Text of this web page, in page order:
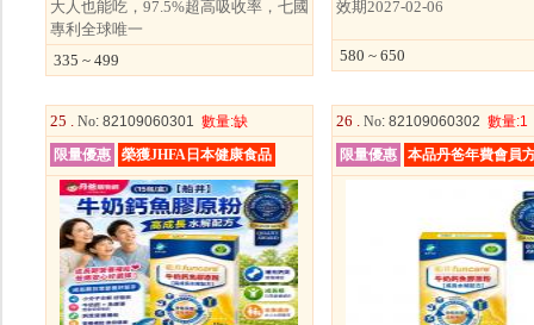
大人也能吃，97.5%超高吸收率，七國
專利全球唯一
335 ~ 499
效期2027-02-06
580 ~ 650
25 . No: 82109060301 數量:缺
限量優惠
榮獲JHFA日本健康食品
26 . No: 82109060302 數量:1
限量優惠
本品丹爸年費會員